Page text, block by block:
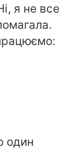
я не все
один